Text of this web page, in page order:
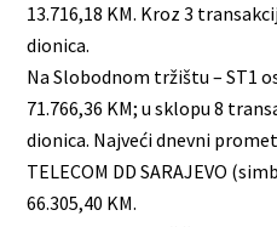
13.716,18 KM. Kroz 3
dionica.
Na Slobodnom tržištu – ST1
71.766,36 KM; u sklopu 8
dionica. Najveći dnevni
TELECOM DD SARAJEVO
66.305,40 KM.